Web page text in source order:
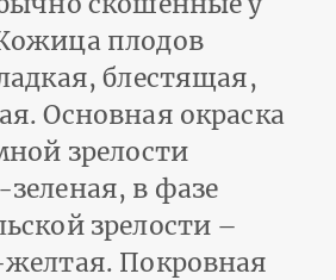
плодов
блестящая,
Основная окраска
зрелости
в фазе
зрелости –
Покровная